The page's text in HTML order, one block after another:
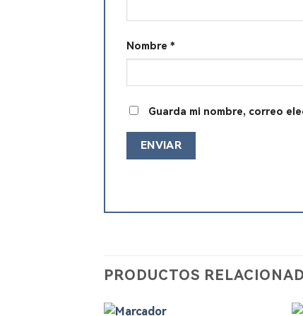
Nombre *
Guarda mi nombre, correo
PRODUCTOS